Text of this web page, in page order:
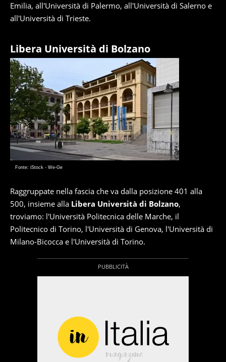
Emilia, all'Università di Palermo, all'Università di Salerno e
all'Università di Trieste.
Libera Università di Bolzano
Fonte: iStock - We-Ge
Raggruppate nella fascia che va dalla posizione 401 alla
500, insieme alla Libera Università di Bolzano,
troviamo: l'Università Politecnica delle Marche, il
Politecnico di Torino, l'Università di Genova, l'Università di
Milano-Bicocca e l'Università di Torino.